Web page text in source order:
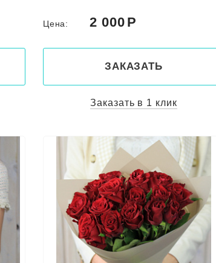
Цена: 2 000
ЗАКАЗАТЬ
Заказать в 1 клик